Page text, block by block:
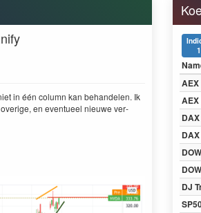
in één col­umn kan behan­de­len. Ik
en eventueel nieuwe ver­
1
AEX
AEX
DAX
DOW
DJ